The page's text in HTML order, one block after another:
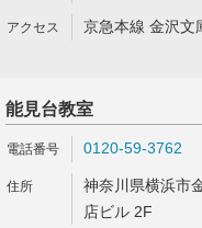
京急本線 金沢文
能見台教室
0120-59-3762
神奈川県横浜市
店ビル 2F